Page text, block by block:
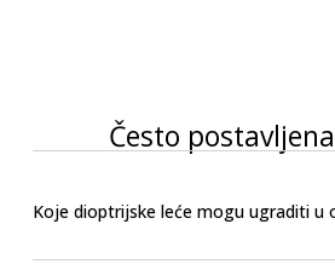
Često
Koje dioptrijske leće mogu ugraditi u